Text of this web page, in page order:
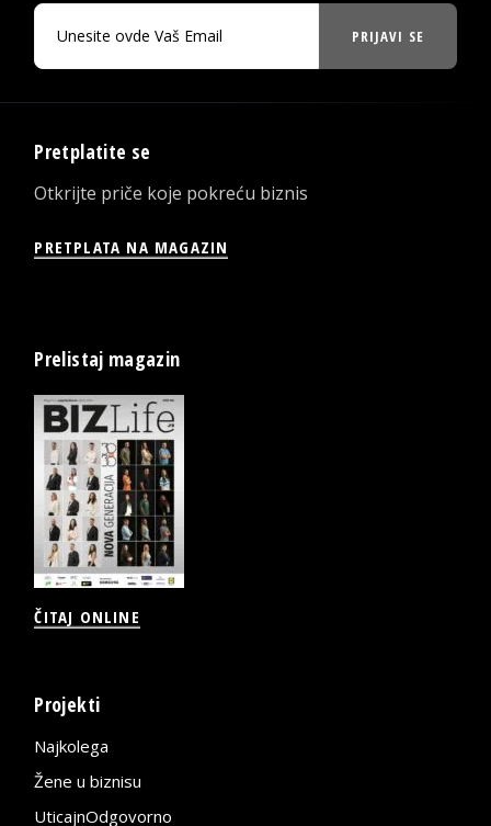
PRIJAVI SE
Pretplatite se
Otkrijte priče koje pokreću biznis
PRETPLATA NA MAGAZIN
Prelistaj magazin
ČITAJ ONLINE
Projekti
Najkolega
Žene u biznisu
UticajnOdgovorno